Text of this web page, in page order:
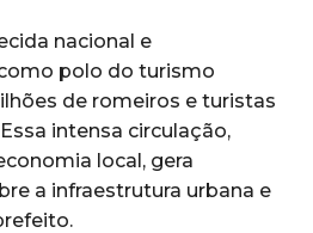
nacional e
polo do turismo
de romeiros e turistas
intensa circulação,
local, gera
a infraestrutura urbana e